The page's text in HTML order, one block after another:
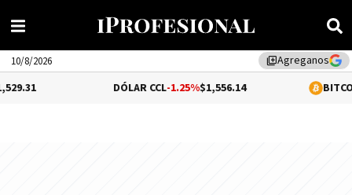
library_addAgreganos
10/8/2026
-1.25%$1,556.14 0.26%